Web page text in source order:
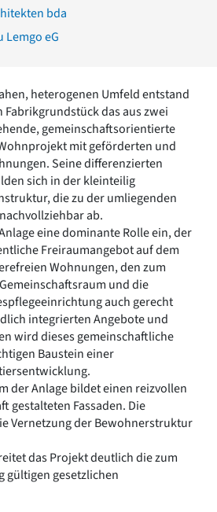
bda
Lemgo eG
heterogenen Umfeld entstand
das aus zwei
gemeinschaftsorientierte
mit geförderten und
Seine differenzierten
sich in der kleinteilig
die zu der umliegenden
ab.
eine dominante Rolle ein, der
Freiraumangebot auf dem
Wohnungen, den zum
und die
auch gerecht
integrierten Angebote und
wird dieses gemeinschaftliche
Baustein einer
der Anlage bildet einen reizvollen
gestalteten Fassaden. Die
Vernetzung der Bewohnerstruktur
das Projekt deutlich die zum
gültigen gesetzlichen